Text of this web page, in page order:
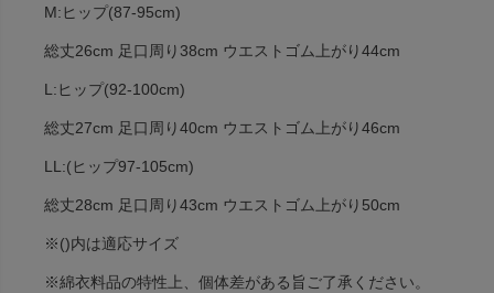
M:ヒップ(87-95cm)
総丈26cm 足口周り38cm ウエストゴム上がり44cm
L:ヒップ(92-100cm)
総丈27cm 足口周り40cm ウエストゴム上がり46cm
LL:(ヒップ97-105cm)
総丈28cm 足口周り43cm ウエストゴム上がり50cm
※()内は適応サイズ
※綿衣料品の特性上、個体差がある旨ご了承ください。